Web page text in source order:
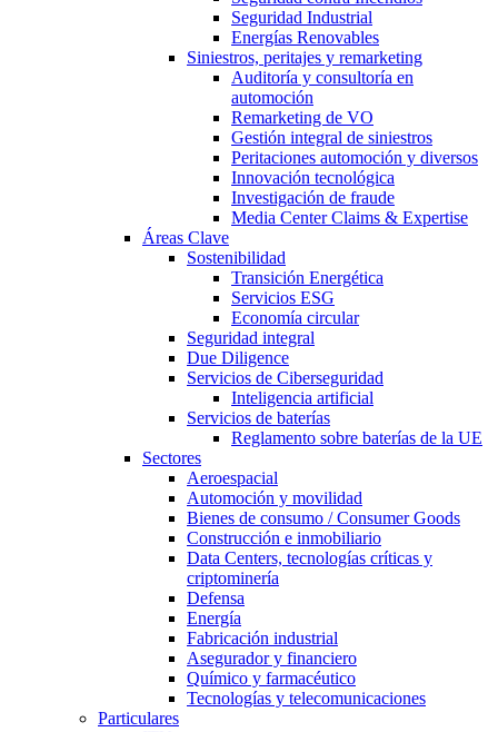
Seguridad Industrial
Energías Renovables
Siniestros, peritajes y remarketing
Auditoría y consultoría en
automoción
Remarketing de VO
Gestión integral de siniestros
Peritaciones automoción y diversos
Innovación tecnológica
Investigación de fraude
Media Center Claims & Expertise
Áreas Clave
Sostenibilidad
Transición Energética
Servicios ESG
Economía circular
Seguridad integral
Due Diligence
Servicios de Ciberseguridad
Inteligencia artificial
Servicios de baterías
Reglamento sobre baterías de la UE
Sectores
Aeroespacial
Automoción y movilidad
Bienes de consumo / Consumer Goods
Construcción e inmobiliario
Data Centers, tecnologías críticas y
criptominería
Defensa
Energía
Fabricación industrial
Asegurador y financiero
Químico y farmacéutico
Tecnologías y telecomunicaciones
Particulares